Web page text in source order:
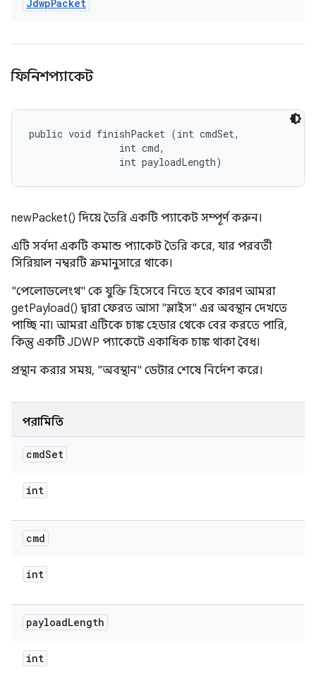
JdwpPacket
ফিনিশপ্যাকেট
public void finishPacket (int cmdSet,
                int cmd,
                int payloadLength)
newPacket() দিয়ে তৈরি একটি প্যাকেট সম্পূর্ণ করুন।
এটি সর্বদা একটি কমান্ড প্যাকেট তৈরি করে, যার পরবর্তী
সিরিয়াল নম্বরটি ক্রমানুসারে থাকে।
"পেলোডলেংথ" কে যুক্তি হিসেবে নিতে হবে কারণ আমরা
getPayload() দ্বারা ফেরত আসা "স্লাইস" এর অবস্থান দেখতে
পাচ্ছি না। আমরা এটিকে চাঙ্ক হেডার থেকে বের করতে পারি,
কিন্তু একটি JDWP প্যাকেটে একাধিক চাঙ্ক থাকা বৈধ।
প্রস্থান করার সময়, "অবস্থান" ডেটার শেষে নির্দেশ করে।
পরামিতি
cmdSet
int
cmd
int
payloadLength
int